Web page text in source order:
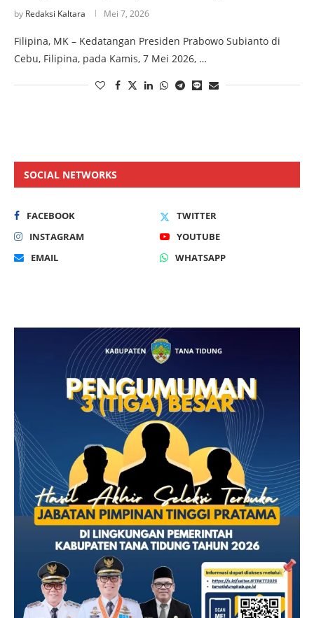
by Redaksi Kaltara Mei 7, 2026
Filipina, MK – Kedatangan Presiden Prabowo Subianto di
Cebu, Filipina, pada Kamis, 7 Mei 2026, …
SOCIAL NETWORKS
FACEBOOK
TWITTER
INSTAGRAM
YOUTUBE
EMAIL
WHATSAPP